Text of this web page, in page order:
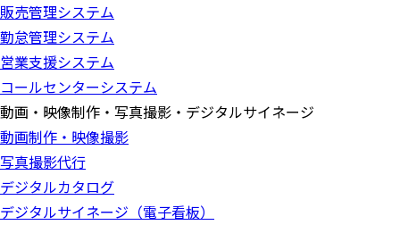
販売管理システム
勤怠管理システム
営業支援システム
コールセンターシステム
動画・映像制作・写真撮影・デジタルサイネージ
動画制作・映像撮影
写真撮影代行
デジタルカタログ
デジタルサイネージ（電子看板）